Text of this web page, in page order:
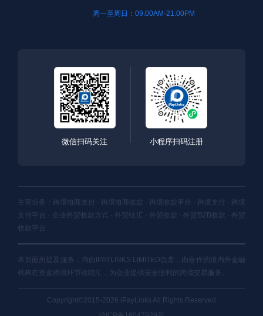
周一至周日：09:00AM-21:00PM
微信扫码关注 小程序扫码注册
主营业务：跨境电商支付 · 跨境电商收款 · 跨境收款平台 · 跨境支付 · 跨境
支付平台 · 企业外贸收款方式 · 外贸结汇 · 外贸收款 · 外贸B2B收款 · 外贸
收款平台
本页面所提及服务，均由IPAYLINKS LIMITED负责，由合作的境内外金融
机构在资金跨境环节收结汇，为企业提供安全便利的跨境交易服务。
Copyright©2015-2026 iPayLinks All Rights Reserved